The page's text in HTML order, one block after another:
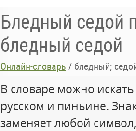
Бледный седой
бледный седой
Онлайн-словарь / бледный;
В словаре можно
русском и пиньине.
заменяет любой